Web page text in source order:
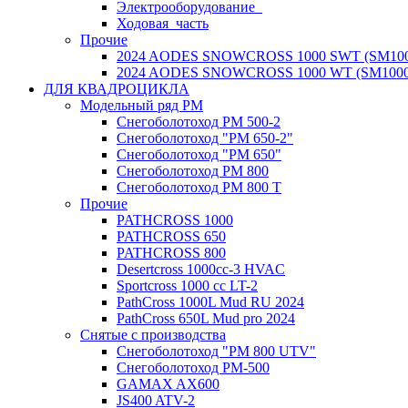
Электрооборудование_
Ходовая_часть
Прочие
2024 AODES SNOWCROSS 1000 SWT
2024 AODES SNOWCROSS 1000 WT
ДЛЯ КВАДРОЦИКЛА
Модельный ряд РМ
Снегоболотоход РМ 500-2
Снегоболотоход "РМ 650-2"
Снегоболотоход "РМ 650"
Снегоболотоход РМ 800
Снегоболотоход РМ 800 Т
Прочие
PATHCROSS 1000
PATHCROSS 650
PATHCROSS 800
Desertcross 1000cc-3 HVAC
Sportcross 1000 cc LT-2
PathCross 1000L Mud RU 2024
PathCross 650L Mud pro 2024
Снятые с производства
Снегоболотоход "РМ 800 UTV"
Снегоболотоход РМ-500
GAMAX AX600
JS400 ATV-2